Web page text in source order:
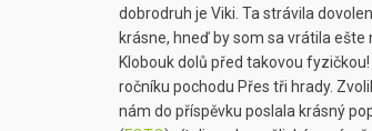
dobrodruh je Viki. Ta strávila
krásne, hneď by som sa vrátila ešte
Klobouk dolů před takovou fyzičkou!
ročníku pochodu Přes tři hrady.
nám do příspěvku poslala krásný